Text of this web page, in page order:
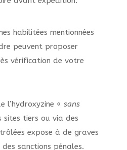
habilitées mentionnées
peuvent proposer
vérification de votre
l’hydroxyzine « sans
tiers ou via des
expose à de graves
sanctions pénales.